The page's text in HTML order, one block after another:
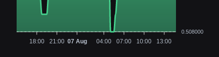
0.508000
18:00 21:00 07 Aug 04:00 07:00 10:00 13:00